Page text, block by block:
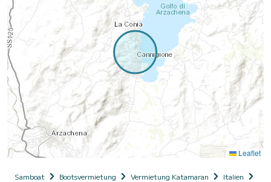
Leaflet
Samboat Bootsvermietung Vermietung Katamaran Italien